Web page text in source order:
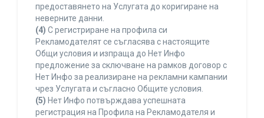
предоставянето на Услугата до коригиране на
неверните данни.
(4) С регистриране на профила си
Рекламодателят се съгласява с настоящите
Общи условия и изпраща до Нет Инфо
предложение за сключване на рамков договор с
Нет Инфо за реализиране на рекламни кампании
чрез Услугата и съгласно Общите условия.
(5) Нет Инфо потвърждава успешната
регистрация на Профила на Рекламодателя и